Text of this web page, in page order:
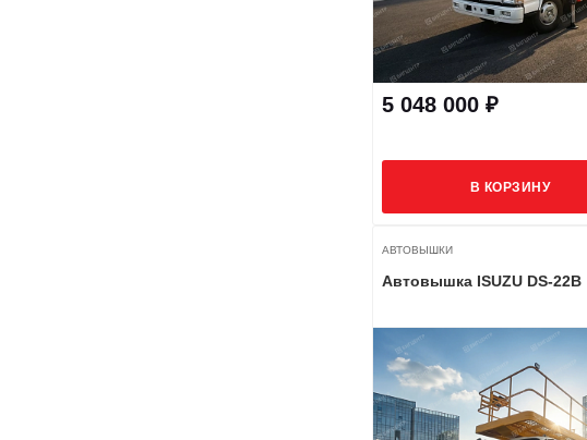
5 048 000 ₽
В КОРЗИНУ
АВТОВЫШКИ
Автовышка ISUZU DS-22B